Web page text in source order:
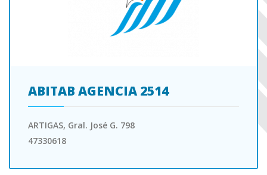
ABITAB AGENCIA 2514
ARTIGAS, Gral. José G. 798
47330618